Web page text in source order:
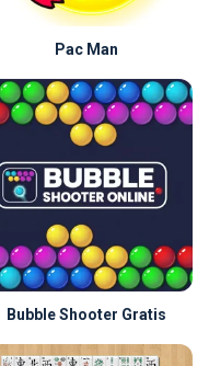
Pac Man
Bubble Shooter Gratis